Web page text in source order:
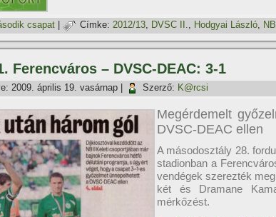
csapat Címke: 2012/13, DVSC II., Hodgyai László,
Ferencváros – DVSC-DEAC: 3-1
2009. április 19. vasárnap Szerző: K@rcsi
Megérdemelt
DVSC-DEAC ellen
A másodosztály 28.
stadionban a
vendégek szerezték
két és Dramane
mérkőzést.